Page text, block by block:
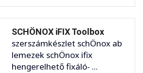
SCHÖNOX iFIX Toolbox
szerszámkészlet schÖnox ab
lemezek schÖnox ifix
hengerelhető fixáló- ...